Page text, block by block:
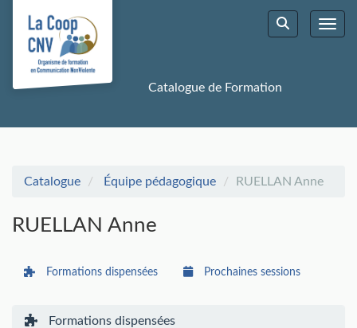
Aller au menu principal
Aller au contenu principal
Personnaliser l'interface
Rechercher
Catalogue de Formation
Catalogue Équipe pédagogique RUELLAN Anne
RUELLAN Anne
Formations dispensées Prochaines sessions
Formations dispensées